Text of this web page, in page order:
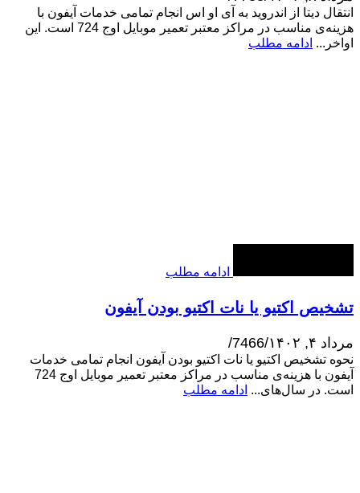
انتقال دیتا از اندروید به آی او اس انجام تمامی خدمات آیفون با
هزینه‌ی مناسب در مراکز معتبر تعمیر موبایل اوج 724 است. این
اواخر... ادامه مطلب
ادامه مطلب
تشخیص اکتیو یا نات اکتیو بودن آیفون
مرداد ۴, ۱۴۰۲ /
7466
/
نحوه تشخیص اکتیو یا نات اکتیو بودن آیفون انجام تمامی خدمات
آیفون با هزینه‌ی مناسب در مراکز معتبر تعمیر موبایل اوج 724
است. در سال‌های... ادامه مطلب